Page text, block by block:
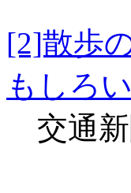
[2]散歩
もしろ
交通新